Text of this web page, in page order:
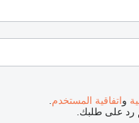
واتفاقية المستخدم
رد على طلبك.